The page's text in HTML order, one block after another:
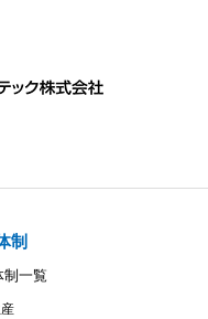
制
制一覧